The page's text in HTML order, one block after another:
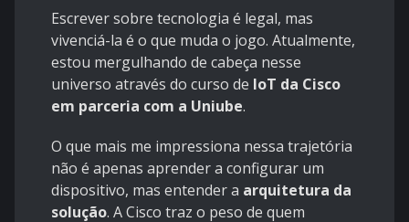
Escrever sobre tecnologia é legal, mas
vivenciá-la é o que muda o jogo. Atualmente,
estou mergulhando de cabeça nesse
universo através do curso de IoT da Cisco
em parceria com a Uniube.
O que mais me impressiona nessa trajetória
não é apenas aprender a configurar um
dispositivo, mas entender a arquitetura da
solução. A Cisco traz o peso de quem